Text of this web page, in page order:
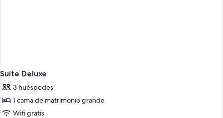
Suite Deluxe
3 huéspedes
1 cama de matrimonio grande
Wifi gratis